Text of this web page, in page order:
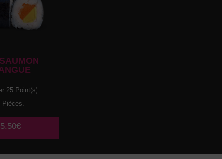
SAUMON
25 Point(s)
Pièces.
5.50€